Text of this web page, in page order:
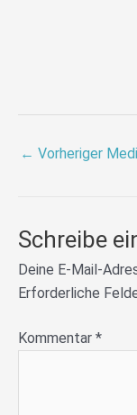
← Vorheriger
Schreibe
Deine E-Mail-
Erforderliche
Kommentar *